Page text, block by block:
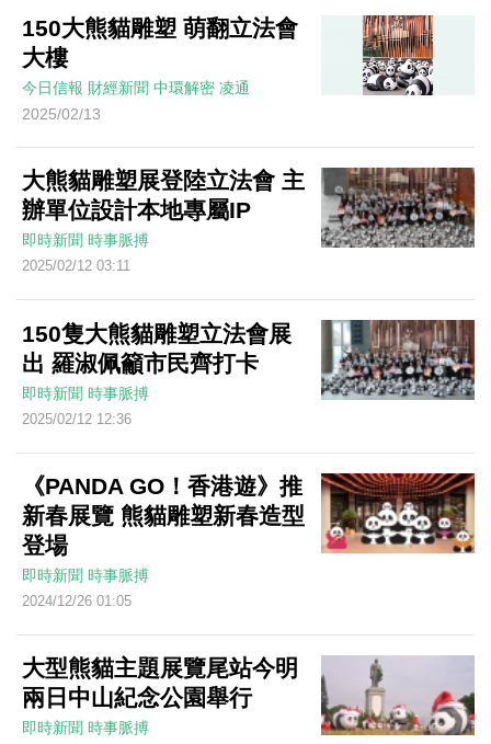
150大熊貓雕塑 萌翻立法會
大樓
今日信報 財經新聞 中環解密 凌通
2025/02/13
大熊貓雕塑展登陸立法會 主
辦單位設計本地專屬IP
即時新聞 時事脈搏
2025/02/12 03:11
150隻大熊貓雕塑立法會展
出 羅淑佩籲市民齊打卡
即時新聞 時事脈搏
2025/02/12 12:36
《PANDA GO！香港遊》推
新春展覽 熊貓雕塑新春造型
登場
即時新聞 時事脈搏
2024/12/26 01:05
大型熊貓主題展覽尾站今明
兩日中山紀念公園舉行
即時新聞 時事脈搏